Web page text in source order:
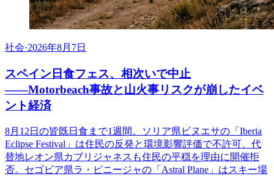
社会·2026年8月7日
スペイン日食フェス、相次いで中止
――Motorbeach事故と山火事リスクが崩したイベ
ント経済
8月12日の皆既日食まで1週間。ソリア県ビヌエサの「Iberia
Eclipse Festival」は住民の反発と環境影響評価で不許可、代
替地レオン県カブリジャネスも住民の平穏を理由に開催拒
否。セゴビア県ラ・ピニージャの「Astral Plane」はスキー場